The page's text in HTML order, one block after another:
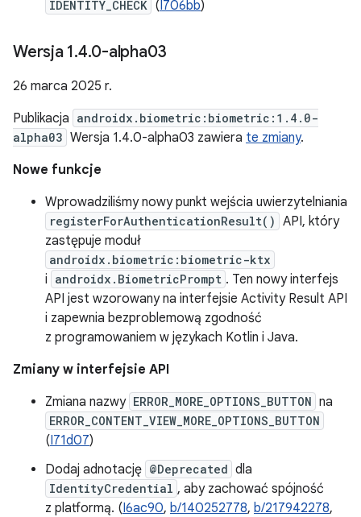
IDENTITY_CHECK (I706bb)
Wersja 1.4.0-alpha03
26 marca 2025 r.
Publikacja androidx.biometric:biometric:1.4.0-
alpha03 Wersja 1.4.0-alpha03 zawiera te zmiany.
Nowe funkcje
Wprowadziliśmy nowy punkt wejścia uwierzytelniania
registerForAuthenticationResult() API, który
zastępuje moduł
androidx.biometric:biometric-ktx
i androidx.BiometricPrompt . Ten nowy interfejs
API jest wzorowany na interfejsie Activity Result API
i zapewnia bezproblemową zgodność
z programowaniem w językach Kotlin i Java.
Zmiany w interfejsie API
Zmiana nazwy ERROR_MORE_OPTIONS_BUTTON na
ERROR_CONTENT_VIEW_MORE_OPTIONS_BUTTON
(I71d07)
Dodaj adnotację @Deprecated dla
IdentityCredential , aby zachować spójność
z platformą. (I6ac90, b/140252778, b/217942278,